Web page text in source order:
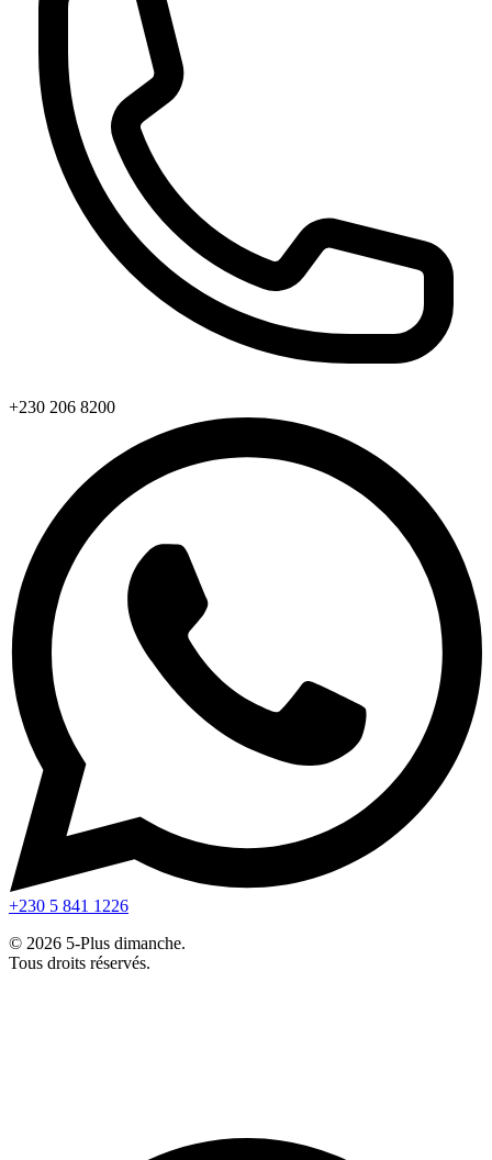
+230 206 8200
+230 5 841 1226
© 2026 5-Plus dimanche.
Tous droits réservés.